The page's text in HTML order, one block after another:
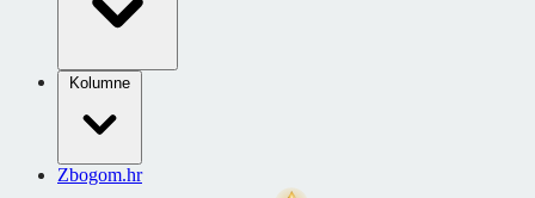
Kolumne
Zbogom.hr